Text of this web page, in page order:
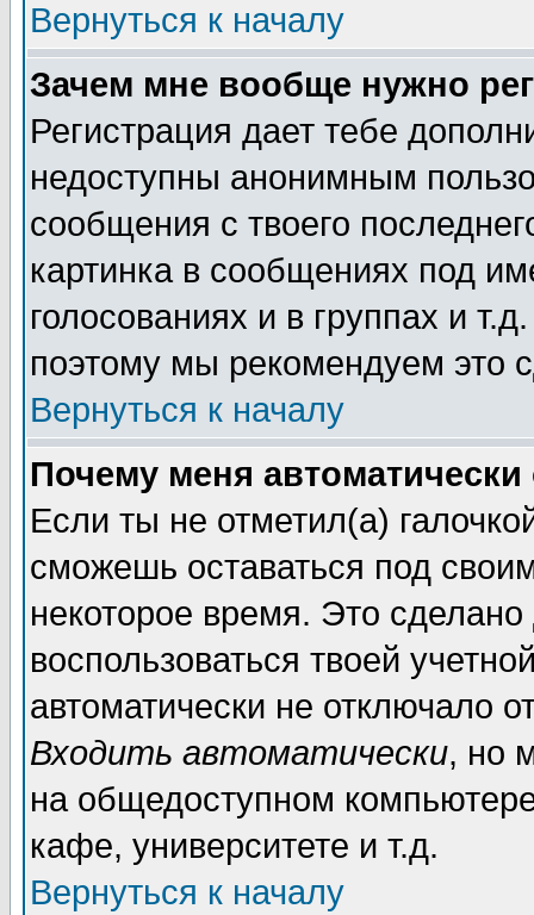
Вернуться к началу
Зачем мне вообще нужно
Регистрация дает тебе
недоступны анонимным
сообщения с твоего
картинка в сообщениях под
голосованиях и в группах и
поэтому мы рекомендуем это
Вернуться к началу
Почему меня автоматически
Если ты не отметил(а)
сможешь оставаться под
некоторое время. Это
воспользоваться твоей
автоматически не отключало
Входить автоматически, но
на общедоступном
кафе, университете и т.д.
Вернуться к началу